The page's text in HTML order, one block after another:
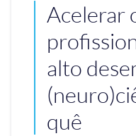
Acelerar
alto
quê